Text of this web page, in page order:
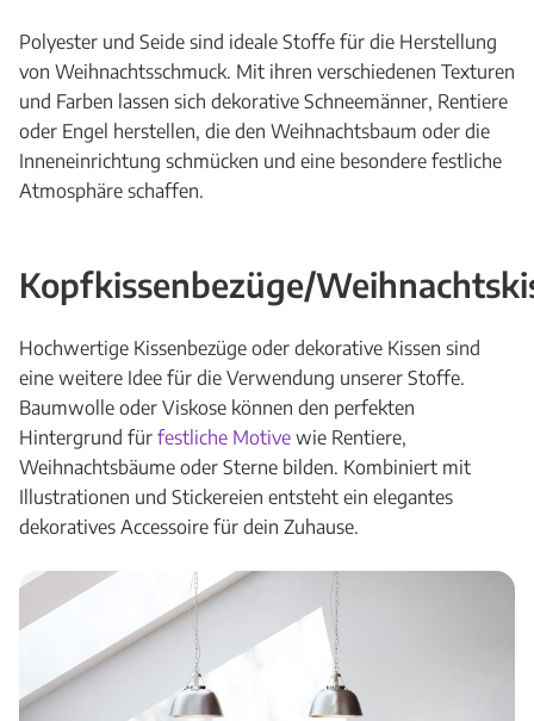
Polyester und Seide sind ideale Stoffe für die Herstellung
von Weihnachtsschmuck. Mit ihren verschiedenen Texturen
und Farben lassen sich dekorative Schneemänner, Rentiere
oder Engel herstellen, die den Weihnachtsbaum oder die
Inneneinrichtung schmücken und eine besondere festliche
Atmosphäre schaffen.
Kopfkissenbezüge/
Hochwertige Kissenbezüge oder dekorative Kissen sind
eine weitere Idee für die Verwendung unserer Stoffe.
Baumwolle oder Viskose können den perfekten
Hintergrund für festliche Motive wie Rentiere,
Weihnachtsbäume oder Sterne bilden. Kombiniert mit
Illustrationen und Stickereien entsteht ein elegantes
dekoratives Accessoire für dein Zuhause.